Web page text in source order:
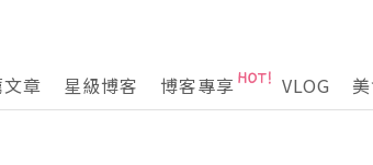
章 星級博客 博客專享 VLOG